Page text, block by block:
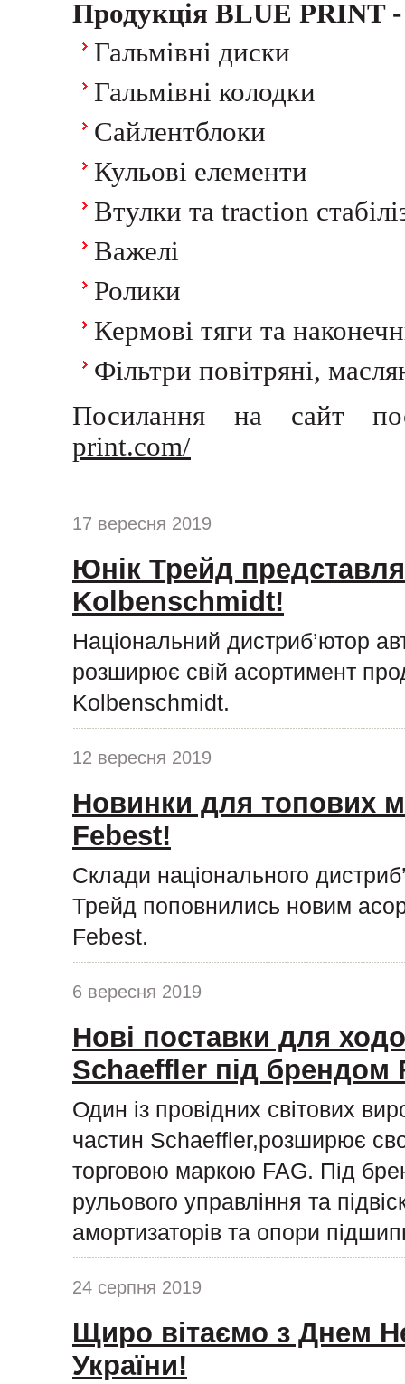
Продукція BLUE PRINT
Гальмівні диски
Гальмівні колодки
Сайлентблоки
Кульові елементи
Втулки та traction
Важелі
Ролики
Кермові тяги та
Фільтри повітряні,
Посилання на сайт
print.com/
17 вересня 2019
Юнік Трейд
Kolbenschmidt!
Національний дистриб’ютор
розширює свій асортимент
Kolbenschmidt.
12 вересня 2019
Новинки для топових
Febest!
Склади національного
Трейд поповнились новим
Febest.
6 вересня 2019
Нові поставки для
Schaeffler під брендом
Один із провідних світових
частин Schaeffler,розширює
торговою маркою FAG. Під
рульового управління та
амортизаторів та опори
24 серпня 2019
Щиро вітаємо з Днем
України!